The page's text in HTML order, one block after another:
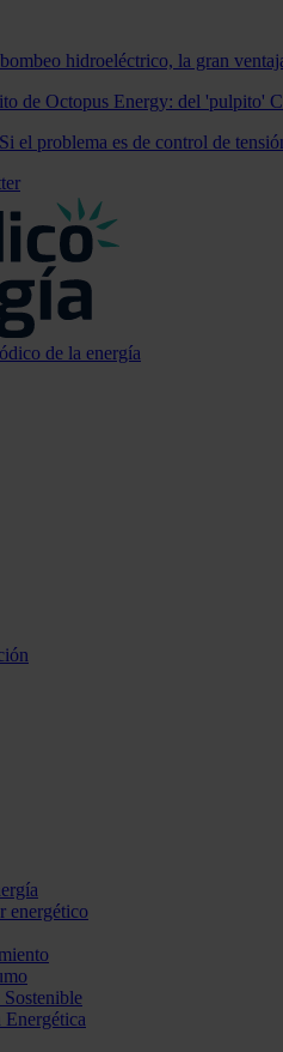
hidroeléctrico, la gran
de Octopus Energy: del 'pulpito'
el problema es de control de
energético